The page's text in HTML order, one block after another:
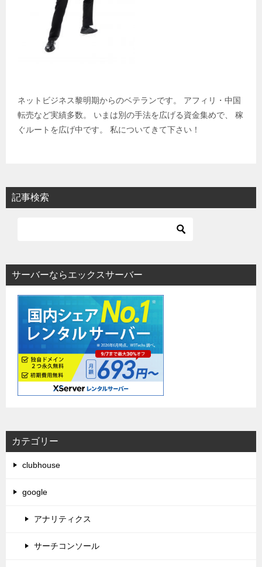
ネットビジネス黎明期からのベテランです。 アフィリ・中国
転売など実績多数。 いまは別の手法を広げる資金集めで、 稼
ぐルートを広げ中です。 私についてきて下さい！
記事検索
サーバーならエックスサーバー
カテゴリー
clubhouse
google
アナリティクス
サーチコンソール